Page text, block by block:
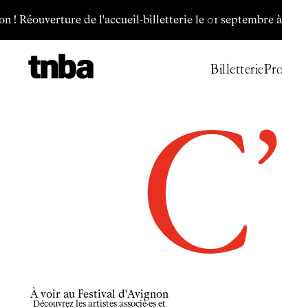
de l'accueil-billetterie le 01 septembre à 14h.
Billetterie
À voir au Festival d'Avignon
Découvrez les artistes associé·es et